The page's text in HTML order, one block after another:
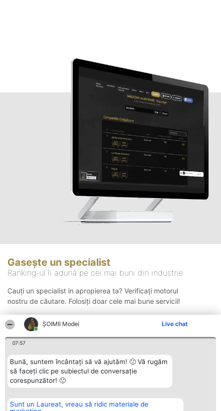
ȘOIMII Modei Live chat
07:57
Bună, suntem încântați să vă ajutăm! 🙂 Vă rugăm
să faceți clic pe subiectul de conversație
corespunzător! 🙂
Sunt un Laureat, vreau să ridic materiale de
Gasește un specialist
Ranking-ul îi adună pe cei mai buni din industrie
Cauți un specialist in apropierea ta? Verificați motorul
nostru de căutare. Folosiți doar cele mai bune servicii!
Organizator Ranking Plebiscyt Contact